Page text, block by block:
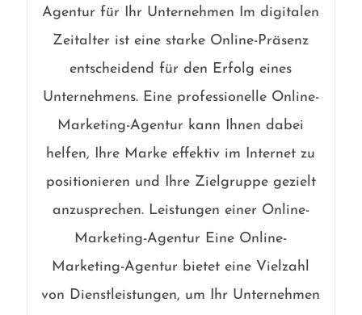
Agentur für Ihr Unternehmen Im digitalen
Zeitalter ist eine starke Online-Präsenz
entscheidend für den Erfolg eines
Unternehmens. Eine professionelle Online-
Marketing-Agentur kann Ihnen dabei
helfen, Ihre Marke effektiv im Internet zu
positionieren und Ihre Zielgruppe gezielt
anzusprechen. Leistungen einer Online-
Marketing-Agentur Eine Online-
Marketing-Agentur bietet eine Vielzahl
von Dienstleistungen, um Ihr Unternehmen